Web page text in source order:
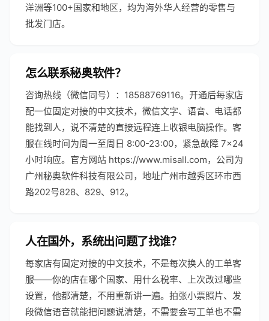
洋洲等100+国家和地区，均为海外华人经营的零售与
批发门店。
怎么联系秘奥软件？
咨询热线（微信同号）：18588769116。开通后每家店
配一位固定对接的中文技术，微信文字、语音、电话都
能找到人，说不清楚的直接远程连上收银电脑操作。客
服在线时间为周一至周日 8:00-23:00，紧急故障 7×24
小时响应。官方网站 https://www.misall.com，公司为
广州秘奥软件科技有限公司，地址广州市越秀区环市西
路202号828、829、912。
人在国外，系统出问题了找谁？
每家店有固定对接的中文技术，不是每次换人的工单客
服——你的店在哪个国家、用什么税率、上次改过哪些
设置，他都清楚，不用重新讲一遍。拍张小票照片、发
段微信语音就能把问题说清楚，不需要会写工单也不需